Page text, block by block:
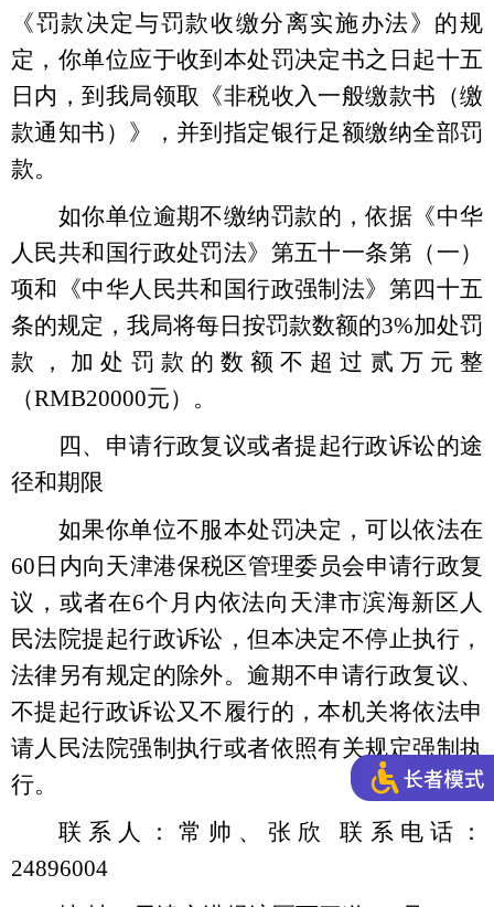
《罚款决定与罚款收缴分离实施办法》的规
定，你单位应于收到本处罚决定书之日起十五
日内，到我局领取《非税收入一般缴款书（缴
款通知书）》，并到指定银行足额缴纳全部罚
款。
如你单位逾期不缴纳罚款的，依据《中华
人民共和国行政处罚法》第五十一条第（一）
项和《中华人民共和国行政强制法》第四十五
条的规定，我局将每日按罚款数额的3%加处罚
款，加处罚款的数额不超过贰万元整
（RMB20000元）。
四、申请行政复议或者提起行政诉讼的途
径和期限
如果你单位不服本处罚决定，可以依法在
60日内向天津港保税区管理委员会申请行政复
议，或者在6个月内依法向天津市滨海新区人
民法院提起行政诉讼，但本决定不停止执行，
法律另有规定的除外。逾期不申请行政复议、
不提起行政诉讼又不履行的，本机关将依法申
请人民法院强制执行或者依照有关规定强制执
行。
联系人：常帅、张欣
联系电话：
24896004